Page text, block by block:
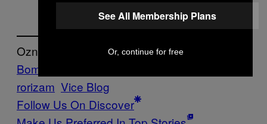
Označeno:
Bombe
rorizam Vice Blog
Follow Us On Discover
See All Membership Plans
Or, continue for free